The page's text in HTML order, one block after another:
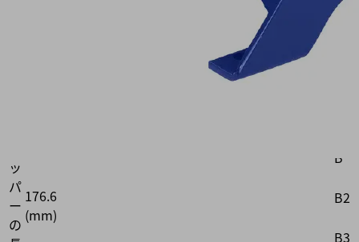
ッ
パ
ー
の
176.6
(mm)
B
B2
B3